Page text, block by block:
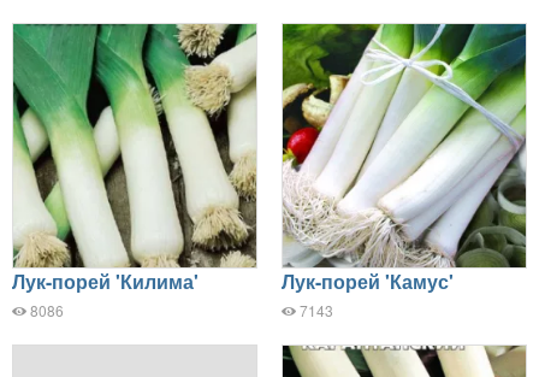
Лук-порей 'Килима'
8086
Лук-порей 'Камус'
7143